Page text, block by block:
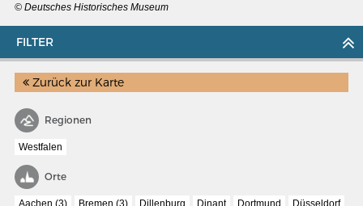
THE RHINE FROM BASEL TO KOBLENZ
Details of the historical map
FILTER
Zurück zur Karte
Regionen
Westfalen
Orte
Aachen (3) Bremen (3) Dillenburg Dinant Dortmund Düsseldorf
© Deutsches Historisches Museum